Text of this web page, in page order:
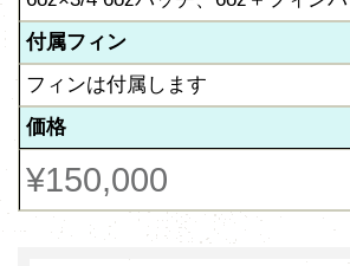
付属フィン
フィンは付属します
価格
¥150,000